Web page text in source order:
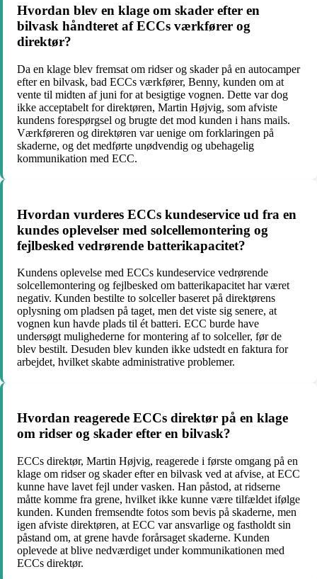
Hvordan blev en klage om skader efter en
bilvask håndteret af ECCs værkfører og
direktør?
Da en klage blev fremsat om ridser og skader på en autocamper
efter en bilvask, bad ECCs værkfører, Benny, kunden om at
vente til midten af juni for at besigtige vognen. Dette var dog
ikke acceptabelt for direktøren, Martin Højvig, som afviste
kundens forespørgsel og brugte det mod kunden i hans mails.
Værkføreren og direktøren var uenige om forklaringen på
skaderne, og det medførte unødvendig og ubehagelig
kommunikation med ECC.
Hvordan vurderes ECCs kundeservice ud fra en
kundes oplevelser med solcellemontering og
fejlbesked vedrørende batterikapacitet?
Kundens oplevelse med ECCs kundeservice vedrørende
solcellemontering og fejlbesked om batterikapacitet har været
negativ. Kunden bestilte to solceller baseret på direktørens
oplysning om pladsen på taget, men det viste sig senere, at
vognen kun havde plads til ét batteri. ECC burde have
undersøgt mulighederne for montering af to solceller, før de
blev bestilt. Desuden blev kunden ikke udstedt en faktura for
arbejdet, hvilket skabte administrative problemer.
Hvordan reagerede ECCs direktør på en klage
om ridser og skader efter en bilvask?
ECCs direktør, Martin Højvig, reagerede i første omgang på en
klage om ridser og skader efter en bilvask ved at afvise, at ECC
kunne have lavet fejl under vasken. Han påstod, at ridserne
måtte komme fra grene, hvilket ikke kunne være tilfældet ifølge
kunden. Kunden fremsendte fotos som bevis på skaderne, men
igen afviste direktøren, at ECC var ansvarlige og fastholdt sin
påstand om, at grene havde forårsaget skaderne. Kunden
oplevede at blive nedværdiget under kommunikationen med
ECCs direktør.